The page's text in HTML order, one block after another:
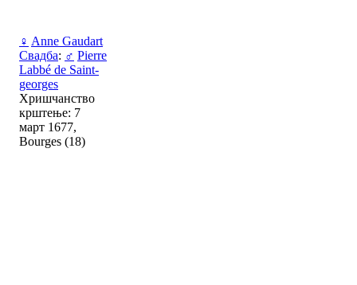
♀ Anne Gaudart
Свадба: ♂ Pierre
Labbé de Saint-
georges
Хришчанство
крштење: 7
март 1677,
Bourges (18)